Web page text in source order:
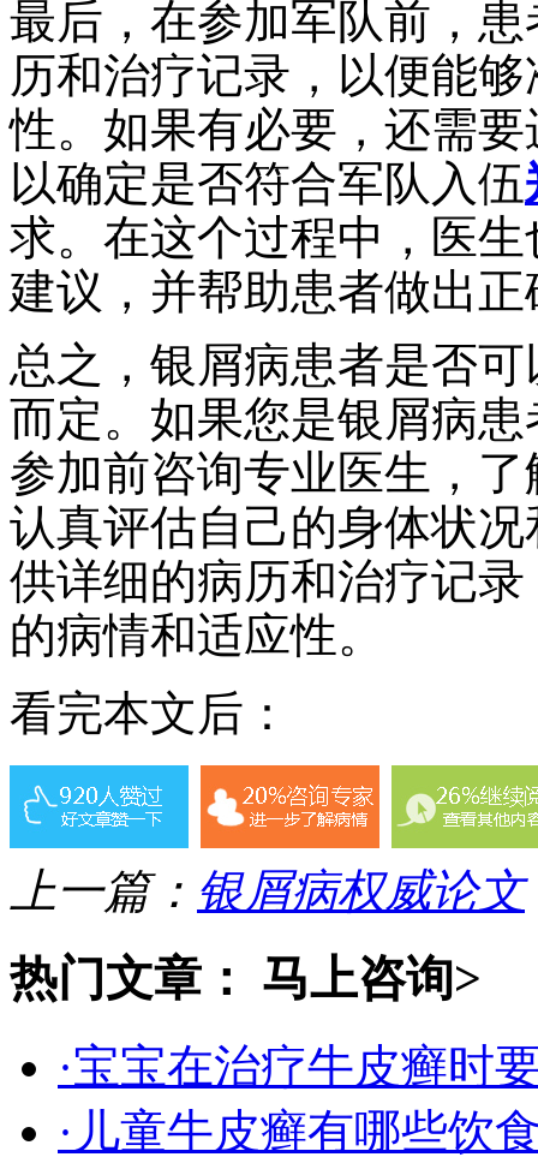
最后，在参加军队前，
历和治疗记录，以便能
性。如果有必要，还需
以确定是否符合军队入伍
求。在这个过程中，医
建议，并帮助患者做出
总之，银屑病患者是否
而定。如果您是银屑病
参加前咨询专业医生，
认真评估自己的身体状
供详细的病历和治疗记
的病情和适应性。
看完本文后：
上一篇： 银屑病权威论文
热门文章： 马上咨询>
·宝宝在治疗牛皮癣时
·儿童牛皮癣有哪些饮